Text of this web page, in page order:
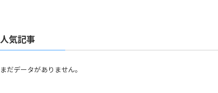
人気記事
まだデータがありません。